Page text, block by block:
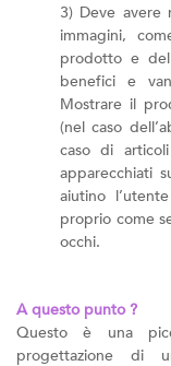
3) Deve avere
immagini,
prodotto e
benefici e
Mostrare il
(nel caso
caso di
apparecchiati
aiutino
proprio come
occhi.
A questo punto ?
Questo è una
progettazione di